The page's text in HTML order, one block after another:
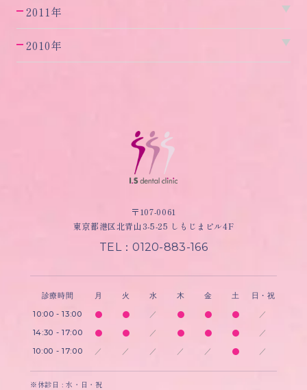
2011年
2010年
〒107-0061
東京都港区北青山3-5-25 しもじまビル4F
TEL：0120-883-166
診療時間 月 火 水 木 金 土 日・祝
10:00 - 13:00 ／ ／
14:30 - 17:00 ／ ／
10:00 - 17:00 ／ ／ ／ ／ ／ ／
※休診日 : 水・日・祝